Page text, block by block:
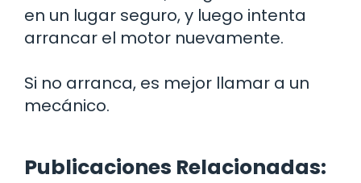
en un lugar seguro, y luego intenta
arrancar el motor nuevamente.
Si no arranca, es mejor llamar a un
mecánico.
Publicaciones Relacionadas: